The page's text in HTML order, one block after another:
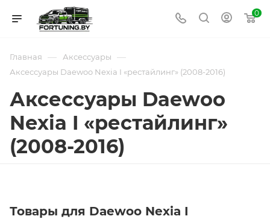
0
Главная — Аксессуары —
Аксессуары Daewoo Nexia I «рестайлинг» (2008-2016)
Аксессуары Daewoo
Nexia I «рестайлинг»
(2008-2016)
Товары для Daewoo Nexia I